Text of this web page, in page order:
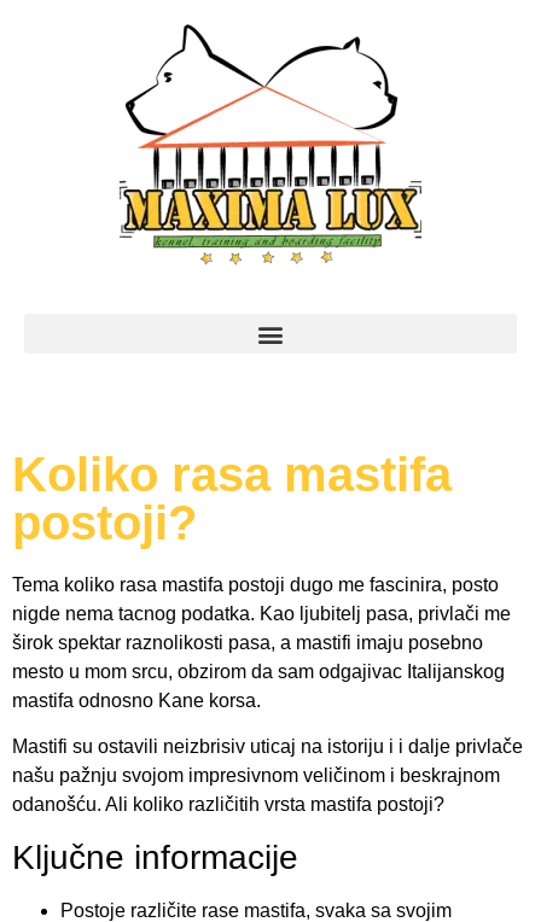
Koliko rasa mastifa
postoji?
Tema koliko rasa mastifa postoji dugo me fascinira, posto
nigde nema tacnog podatka. Kao ljubitelj pasa, privlači me
širok spektar raznolikosti pasa, a mastifi imaju posebno
mesto u mom srcu, obzirom da sam odgajivac Italijanskog
mastifa odnosno Kane korsa.
Mastifi su ostavili neizbrisiv uticaj na istoriju i i dalje privlače
našu pažnju svojom impresivnom veličinom i beskrajnom
odanošću. Ali koliko različitih vrsta mastifa postoji?
Ključne informacije
Postoje različite rase mastifa, svaka sa svojim